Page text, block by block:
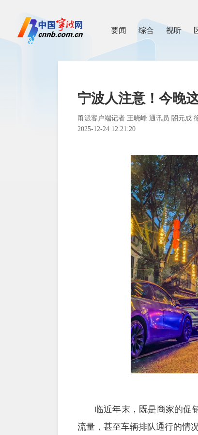
要闻 综合 视听
宁波人注意！今晚
甬派客户端记者 王晓峰 通讯员 閤元成
2025-12-24 12:21:20
临近年末，既是商家的促
流量，甚至车辆排队通行的情